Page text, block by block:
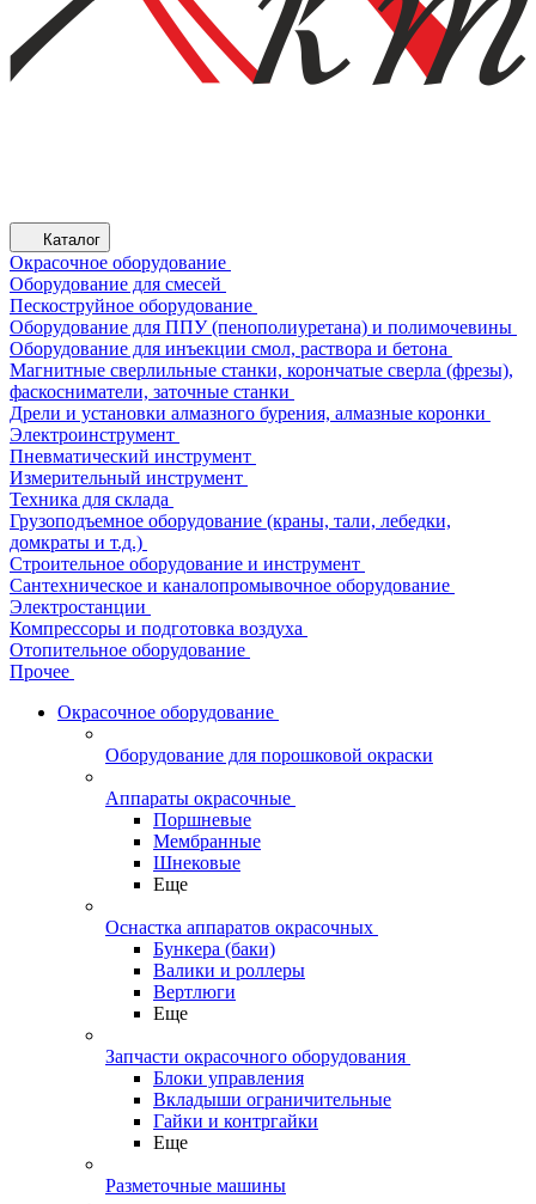
Каталог
Окрасочное оборудование
Оборудование для смесей
Пескоструйное оборудование
Оборудование для ППУ (пенополиуретана) и полимочевины
Оборудование для инъекции смол, раствора и бетона
Магнитные сверлильные станки, корончатые сверла (фрезы),
фаскосниматели, заточные станки
Дрели и установки алмазного бурения, алмазные коронки
Электроинструмент
Пневматический инструмент
Измерительный инструмент
Техника для склада
Грузоподъемное оборудование (краны, тали, лебедки,
домкраты и т.д.)
Строительное оборудование и инструмент
Сантехническое и каналопромывочное оборудование
Электростанции
Компрессоры и подготовка воздуха
Отопительное оборудование
Прочее
Окрасочное оборудование
Оборудование для порошковой окраски
Аппараты окрасочные
Поршневые
Мембранные
Шнековые
Еще
Оснастка аппаратов окрасочных
Бункера (баки)
Валики и роллеры
Вертлюги
Еще
Запчасти окрасочного оборудования
Блоки управления
Вкладыши ограничительные
Гайки и контргайки
Еще
Разметочные машины